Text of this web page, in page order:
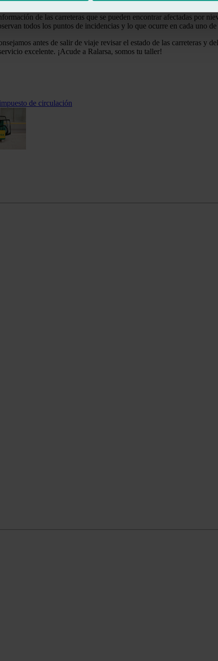
las 24h información actualizada sobre el estado de las carreteras y
de las carreteras que se pueden encontrar afectadas por
todos los puntos de incidencias y lo que ocurre en cada uno
antes de salir de viaje revisar el estado de las carreteras y
excelente. ¡Acude a Ralarsa, somos tu taller!
de circulación